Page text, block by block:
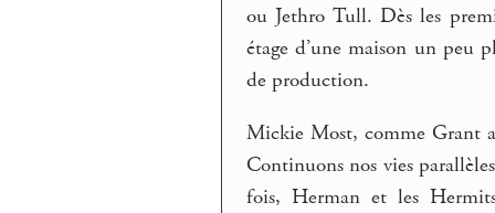
ou Jethro Tull. Dès les
étage d’une maison un peu
de production.
Mickie Most, comme Grant
Continuons nos vies
fois, Herman et les